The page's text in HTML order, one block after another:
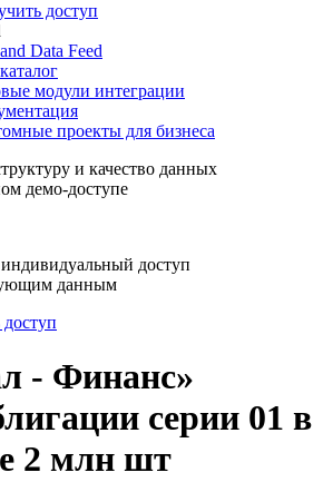
доступ
Data Feed
модули интеграции
проекты для бизнеса
и качество данных
демо-доступе
доступ
данным
- Финанс»
серии 01 в
2 млн шт